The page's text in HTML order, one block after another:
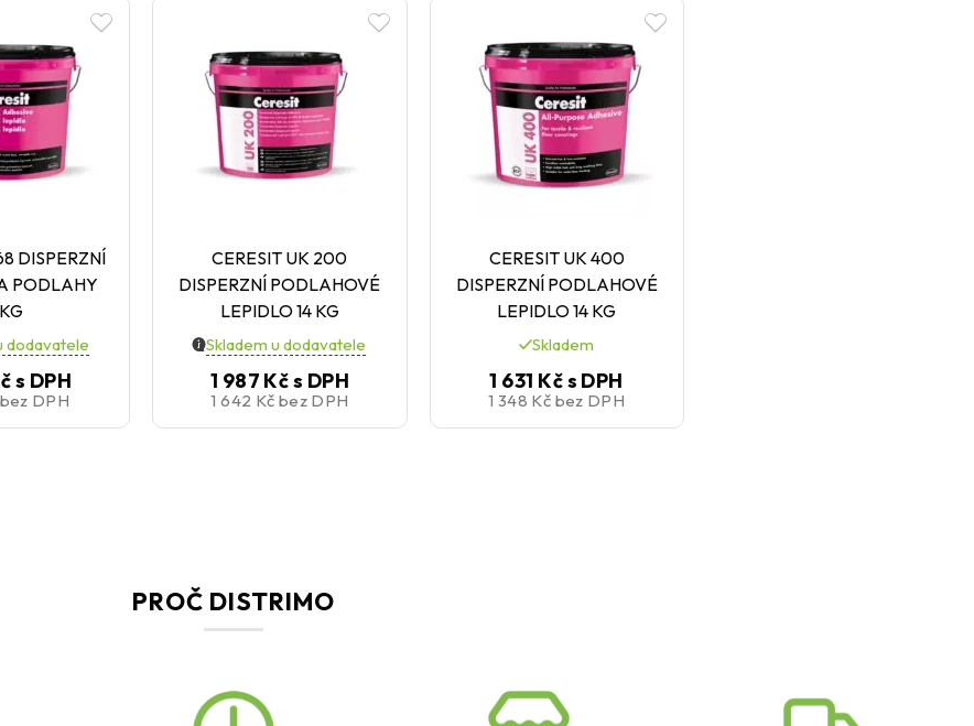
DISPERZNÍ
PODLAHY
dodavatele
s DPH
bez DPH
CERESIT UK 200
DISPERZNÍ PODLAHOVÉ
LEPIDLO 14 KG
Skladem u dodavatele
1 987 Kčs DPH
1 642 Kč bez DPH
CERESIT UK 400
DISPERZNÍ PODLAHOVÉ
LEPIDLO 14 KG
Skladem
1 631 Kčs DPH
1 348 Kč bez DPH
PROČ DISTRIMO